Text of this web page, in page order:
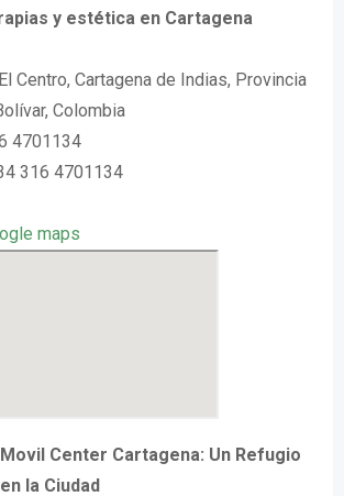
y estética en Cartagena
Centro, Cartagena de Indias, Provincia
Colombia
4701134
316 4701134
maps
Center Cartagena: Un Refugio
la Ciudad